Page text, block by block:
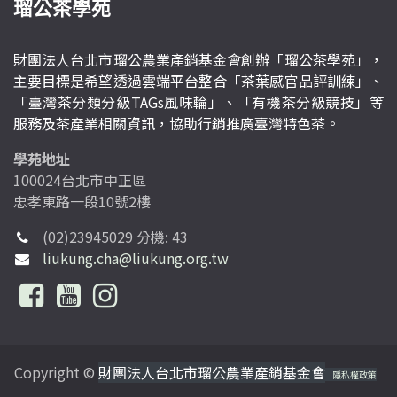
瑠公茶學苑
財團法人台北市瑠公農業產銷基金會創辦「瑠公茶學苑」，
主要目標是希望透過雲端平台整合「茶葉感官品評訓練」、
「臺灣茶分類分級TAGs風味輪」、「有機茶分級競技」等
服務及茶產業相關資訊，協助行銷推廣臺灣特色茶。
學苑地址
100024台北市中正區
忠孝東路一段10號2樓
(02)23945029 分機: 43
liukung.cha@liukung.org.tw
Copyright © 財團法人台北市瑠公農業產銷基金會 隱私權政策